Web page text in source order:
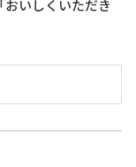
いしくいただき